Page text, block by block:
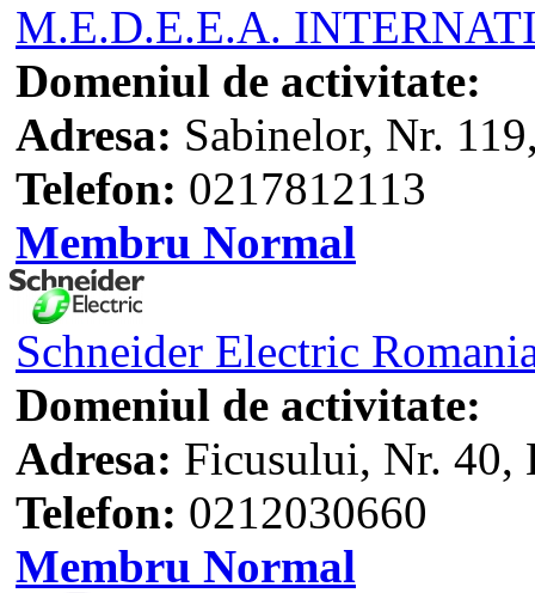
M.E.D.E.E.A.
Domeniul de activitate:
Adresa: Sabinelor, Nr.
Telefon: 0217812113
Membru Normal
Schneider Electric
Domeniul de activitate:
Adresa: Ficusului, Nr. 40,
Telefon: 0212030660
Membru Normal